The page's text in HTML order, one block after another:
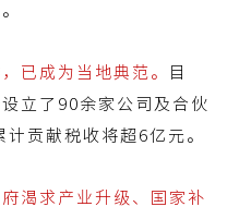
已成为当地典范。
目
立了90余家公司及合伙
贡献税收将超6亿元。
渴求产业升级、国家补